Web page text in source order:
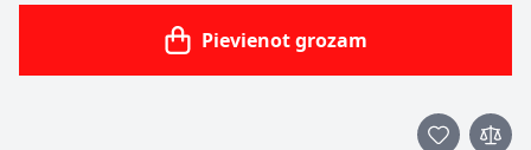
Pievienot grozam